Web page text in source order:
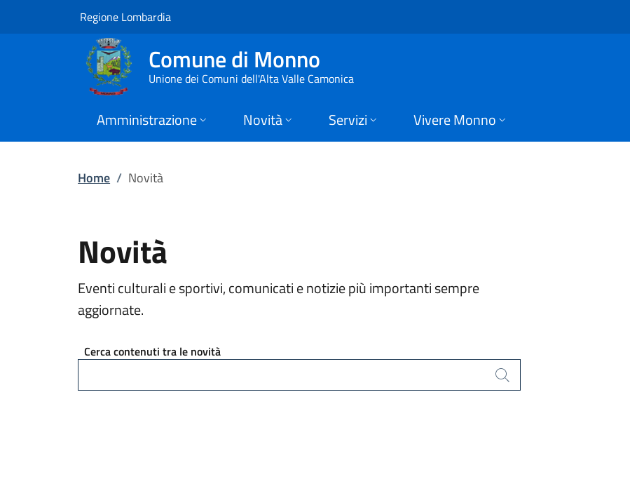
Vai al contenuto principale
Novità | Comune di Monno
Regione Lombardia
Comune di Monno
Unione dei Comuni dell'Alta Valle Camonica
Amministrazione Novità Servizi Vivere Monno
Home / Novità
Novità
Eventi culturali e sportivi, comunicati e notizie più importanti sempre
aggiornate.
Cerca contenuti tra le novità
Cerca